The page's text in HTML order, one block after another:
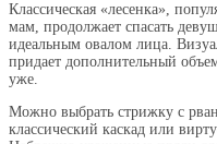
Классическая «лесенка»,
мам, продолжает спасать
идеальным овалом лица.
придает дополнительный
уже.
Можно выбрать стрижку с
классический каскад или